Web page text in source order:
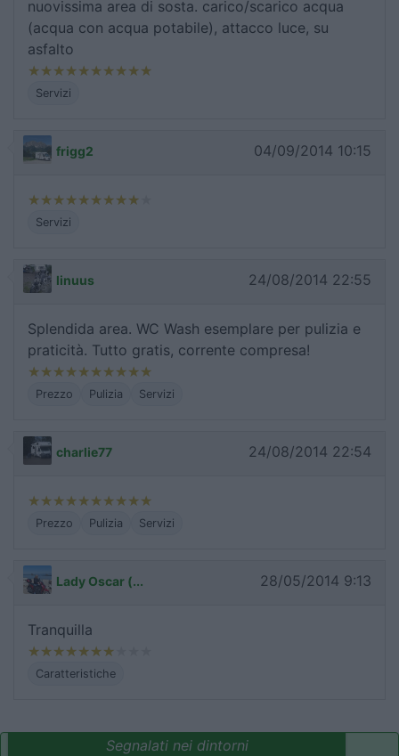
nuovissima area di sosta. carico/scarico acqua
(acqua con acqua potabile), attacco luce, su
asfalto
Servizi
frigg2 04/09/2014 10:15
Servizi
linuus 24/08/2014 22:55
Splendida area. WC Wash esemplare per pulizia e
praticità. Tutto gratis, corrente compresa!
Prezzo Pulizia Servizi
charlie77 24/08/2014 22:54
Prezzo Pulizia Servizi
Lady Oscar (... 28/05/2014 9:13
Tranquilla
Caratteristiche
Segnalati nei dintorni